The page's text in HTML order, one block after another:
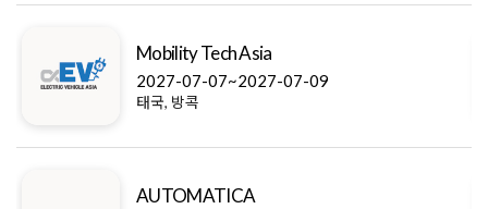
Mobility Tech Asia
2027-07-07~2027-07-09
태국, 방콕
AUTOMATICA